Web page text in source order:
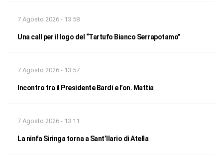
7 Agosto 2026 - 13:58
Una call per il logo del “Tartufo Bianco Serrapotamo”
7 Agosto 2026 - 13:57
Incontro tra il Presidente Bardi e l’on. Mattia
7 Agosto 2026 - 13:11
La ninfa Siringa torna a Sant’Ilario di Atella